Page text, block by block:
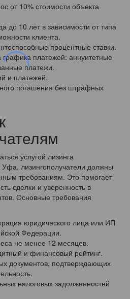
от 10% стоимости объекта
до 10 лет в зависимости от типа
клиента.
процентные ставки.
платежей: аннуитетные
платежи.
и платежей.
погашения без штрафных
услугой лизинга
лизингополучатели должны
требованиям. Это помогает
сделки и уверенность в
Основные требования
юридического лица или ИП
Федерации.
не менее 12 месяцев.
и финансовый рейтинг.
документов, подтверждающих
налоговых задолженностей